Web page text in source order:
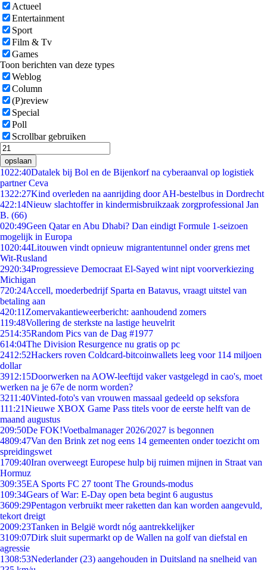
Actueel
Entertainment
Sport
Film & Tv
Games
Toon berichten van deze types
Weblog
Column
(P)review
Special
Poll
Scrollbar gebruiken
opslaan
1022:40Datalek bij Bol en de Bijenkorf na cyberaanval op logistiek
partner Ceva
1322:27Kind overleden na aanrijding door AH-bestelbus in Dordrecht
422:14Nieuw slachtoffer in kindermisbruikzaak zorgprofessional Jan
B. (66)
020:49Geen Qatar en Abu Dhabi? Dan eindigt Formule 1-seizoen
mogelijk in Europa
1020:44Litouwen vindt opnieuw migrantentunnel onder grens met
Wit-Rusland
2920:34Progressieve Democraat El-Sayed wint nipt voorverkiezing
Michigan
720:24Accell, moederbedrijf Sparta en Batavus, vraagt uitstel van
betaling aan
420:11 Zomervakantieweerbericht: aanhoudend zomers
119:48Vollering de sterkste na lastige heuvelrit
2514:35Random Pics van de Dag #1977
614:04The Division Resurgence nu gratis op pc
2412:52Hackers roven Coldcard-bitcoinwallets leeg voor 114 miljoen
dollar
3912:15Doorwerken na AOW-leeftijd vaker vastgelegd in cao's, moet
werken na je 67e de norm worden?
3211:40Vinted-foto's van vrouwen massaal gedeeld op seksfora
111:21Nieuwe XBOX Game Pass titels voor de eerste helft van de
maand augustus
209:50De FOK!Voetbalmanager 2026/2027 is begonnen
4809:47Van den Brink zet nog eens 14 gemeenten onder toezicht om
spreidingswet
1709:40Iran overweegt Europese hulp bij ruimen mijnen in Straat van
Hormuz
309:35EA Sports FC 27 toont The Grounds-modus
109:34Gears of War: E-Day open beta begint 6 augustus
3609:29Pentagon verbruikt meer raketten dan kan worden aangevuld,
tekort dreigt
2009:23Tanken in België wordt nóg aantrekkelijker
3109:07Dirk sluit supermarkt op de Wallen na golf van diefstal en
agressie
1308:53Nederlander (23) aangehouden in Duitsland na snelheid van